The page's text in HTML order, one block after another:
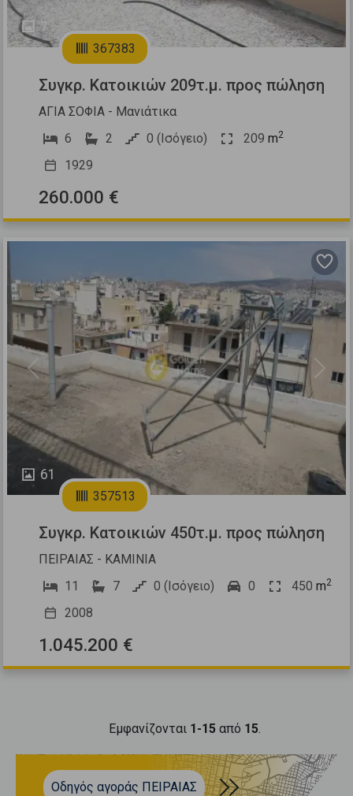
7
367383
Συγκρ. Κατοικιών 209τ.μ. προς πώληση
ΑΓΙΑ ΣΟΦΙΑ - Μανιάτικα
6
2 0 (Ισόγειο) 209 m2
1929
260.000 €
61
Previous Next
357513
Συγκρ. Κατοικιών 450τ.μ. προς πώληση
ΠΕΙΡΑΙΑΣ - ΚΑΜΙΝΙΑ
11
7 0 (Ισόγειο) 0 450 m2
2008
1.045.200 €
Εμφανίζονται 1-15από 15.
Οδηγός αγοράς ΠΕΙΡΑΙΑΣ